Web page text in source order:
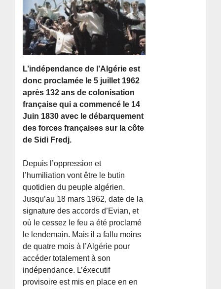
L’indépendance de l’Algérie est
donc proclamée le 5 juillet 1962
après 132 ans de colonisation
française qui a commencé le 14
Juin 1830 avec le débarquement
des forces françaises sur la côte
de Sidi Fredj.
Depuis l’oppression et
l’humiliation vont être le butin
quotidien du peuple algérien.
Jusqu’au 18 mars 1962, date de la
signature des accords d’Evian, et
où le cessez le feu a été proclamé
le lendemain. Mais il a fallu moins
de quatre mois à l’Algérie pour
accéder totalement à son
indépendance. L’éxecutif
provisoire est mis en place en en